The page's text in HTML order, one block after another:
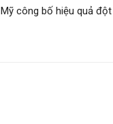
Mỹ công bố hiệu quả